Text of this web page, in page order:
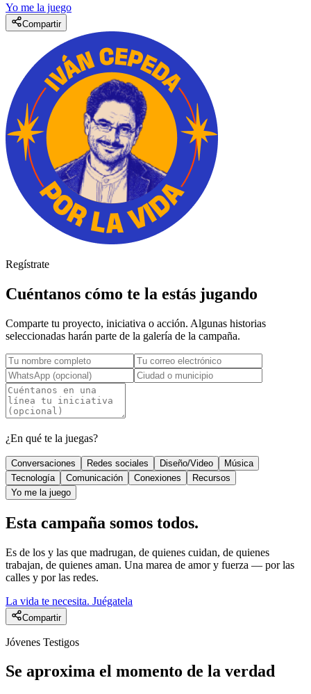
Yo me la juego
Compartir
Regístrate
Cuéntanos cómo te la estás jugando
Comparte tu proyecto, iniciativa o acción. Algunas historias
seleccionadas harán parte de la galería de la campaña.
¿En qué te la juegas?
Conversaciones Redes sociales Diseño/Video
Música
Tecnología
Comunicación Conexiones
Recursos
Yo me la juego
Esta campaña somos todos.
Es de los y las que madrugan, de quienes cuidan, de quienes
trabajan, de quienes aman. Una marea de amor y fuerza — por las
calles y por las redes.
La vida te necesita. Juégatela
Compartir
Jóvenes Testigos
Se aproxima el momento de la verdad